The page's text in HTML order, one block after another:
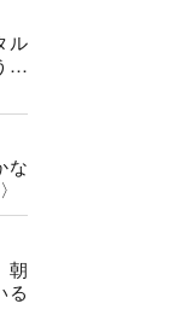
ル
…
な
朝
る